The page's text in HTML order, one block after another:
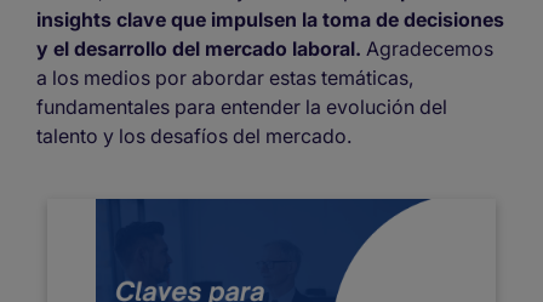
insights clave que impulsen la toma de decisiones
y el desarrollo del mercado laboral. Agradecemos
a los medios por abordar estas temáticas,
fundamentales para entender la evolución del
talento y los desafíos del mercado.